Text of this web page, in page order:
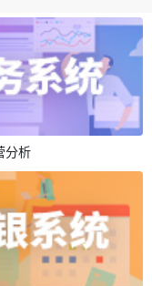
分析